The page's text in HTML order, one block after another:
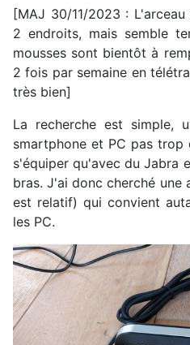
[MAJ 30/11/2023 :
2 endroits, mais semble
mousses sont bientôt à
2 fois par semaine en
très bien]
La recherche est simple,
smartphone et PC pas trop
s'équiper qu'avec du Jabra
bras. J'ai donc cherché une
est relatif) qui convient
les PC.